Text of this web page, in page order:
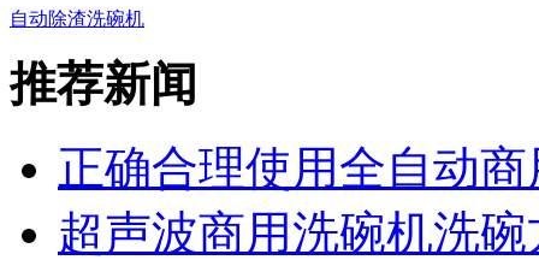
自动除渣洗碗机
推荐新闻
正确合理使用全自动
超声波商用洗碗机洗